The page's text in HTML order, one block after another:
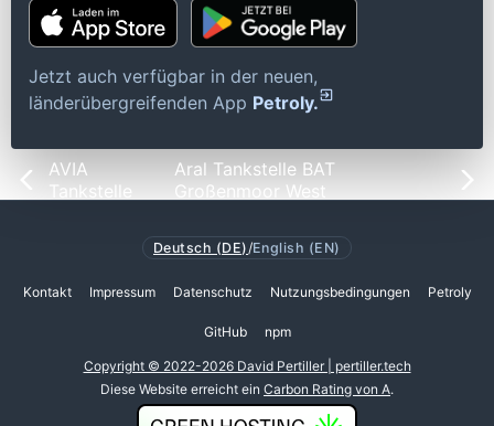
Jetzt auch verfügbar in der neuen,
länderübergreifenden App Petroly.
AVIA
Tankstelle
Aral Tankstelle BAT
Großenmoor West
Deutsch (DE) /English (EN)
Kontakt Impressum Datenschutz Nutzungsbedingungen Petroly
GitHub npm
Copyright © 2022-2026 David Pertiller | pertiller.tech
Diese Website erreicht ein Carbon Rating von A.